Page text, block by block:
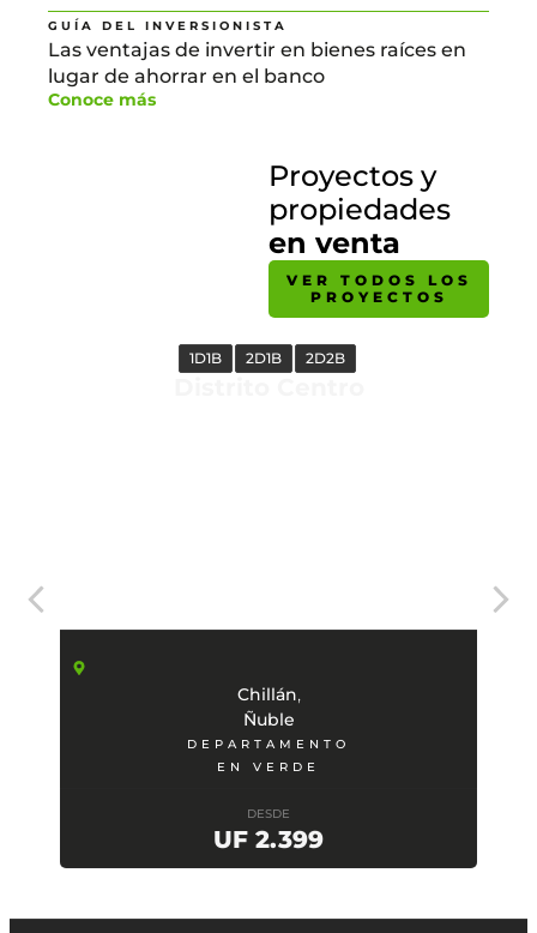
GUÍA DEL INVERSIONISTA
Las ventajas de invertir en bienes raíces en
lugar de ahorrar en el banco
Conoce más
Proyectos y
propiedades
en venta
VER TODOS LOS
PROYECTOS
1D1B 2D1B 2D2B
Chillán,
Ñuble
DEPARTAMENTO
EN VERDE
DESDE
UF 2.399